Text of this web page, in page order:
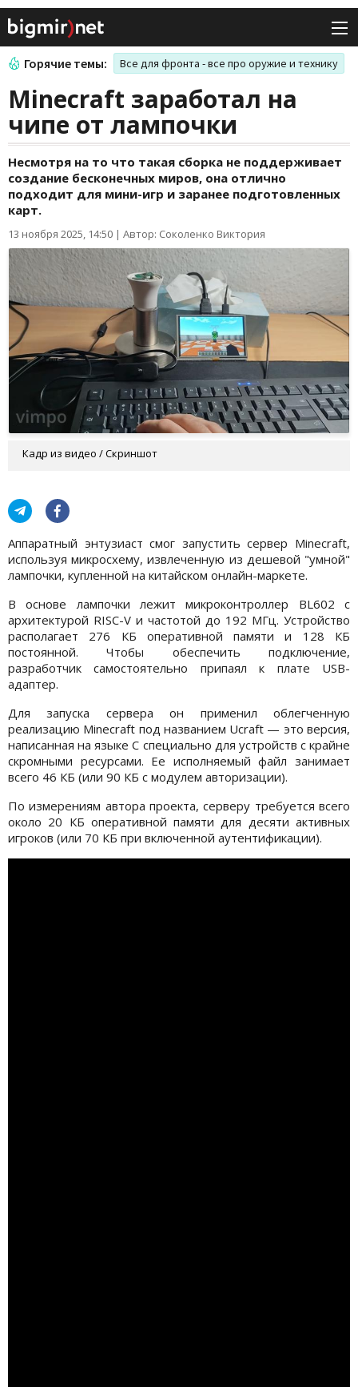
Горячие темы: Все для фронта - все про оружие и технику
Minecraft заработал на
чипе от лампочки
Несмотря на то что такая сборка не поддерживает
создание бесконечных миров, она отлично
подходит для мини-игр и заранее подготовленных
карт.
13 ноября 2025, 14:50 | Автор: Соколенко Виктория
Кадр из видео / Скриншот
Аппаратный энтузиаст смог запустить сервер Minecraft,
используя микросхему, извлеченную из дешевой "умной"
лампочки, купленной на китайском онлайн-маркете.
В основе лампочки лежит микроконтроллер BL602 с
архитектурой RISC-V и частотой до 192 МГц. Устройство
располагает 276 КБ оперативной памяти и 128 КБ
постоянной. Чтобы обеспечить подключение,
разработчик самостоятельно припаял к плате USB-
адаптер.
Для запуска сервера он применил облегченную
реализацию Minecraft под названием Ucraft — это версия,
написанная на языке C специально для устройств с крайне
скромными ресурсами. Ее исполняемый файл занимает
всего 46 КБ (или 90 КБ с модулем авторизации).
По измерениям автора проекта, серверу требуется всего
около 20 КБ оперативной памяти для десяти активных
игроков (или 70 КБ при включенной аутентификации).